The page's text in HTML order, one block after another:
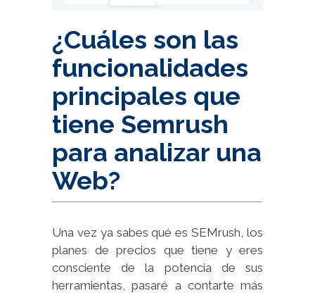
¿Cuáles son las
funcionalidades
principales que
tiene Semrush
para analizar una
Web?
Una vez ya sabes qué es SEMrush, los
planes de precios que tiene y eres
consciente de la potencia de sus
herramientas, pasaré a contarte más